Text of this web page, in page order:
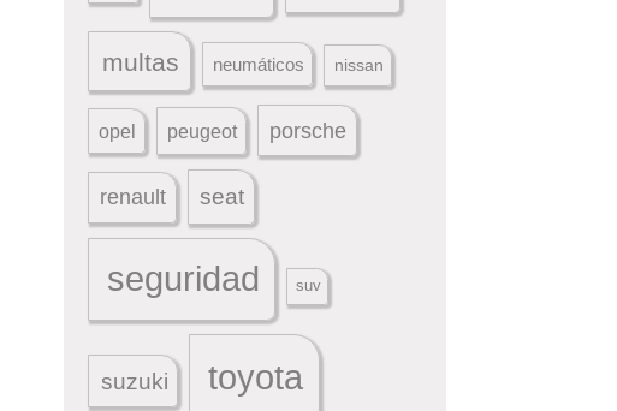
multas neumáticos nissan
opel peugeot porsche
renault seat
seguridad suv
suzuki toyota